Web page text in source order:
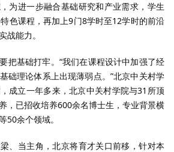
为进一步融合基础研究和产业需求，学生
色课程，再加上9门8学时至12学时的前沿
战能力。
把基础打牢。“我们在课程设计中加强了经
础理论体系上出现薄弱点。”北京中关村学
成立一年多来，北京中关村学院与31所顶
，已招收培养600余名博士生，专业背景横
50余个领域。
、当主角，北京将育才关口前移，针对本